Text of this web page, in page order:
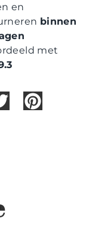
en
binnen
met